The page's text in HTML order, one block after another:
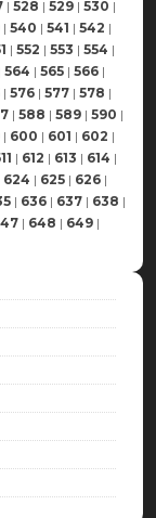
| 528 | 529 | 530 |
| 540 | 541 | 542 |
| 552 | 553 | 554 |
564 | 565 | 566 |
| 576 | 577 | 578 |
| 588 | 589 | 590 |
| 600 | 601 | 602 |
| 612 | 613 | 614 |
624 | 625 | 626 |
| 636 | 637 | 638 |
| 648 | 649 |